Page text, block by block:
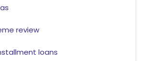
review
loans